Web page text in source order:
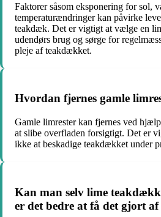
Faktorer såsom eksponering for sol,
temperaturændringer kan påvirke
teakdæk. Det er vigtigt at vælge en
udendørs brug og sørge for
pleje af teakdækket.
Hvordan fjernes gamle
Gamle limrester kan fjernes ved
at slibe overfladen forsigtigt. Det er
ikke at beskadige teakdækket under
Kan man selv lime
er det bedre at få det gjort af